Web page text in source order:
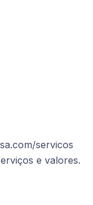
servicos
e valores.